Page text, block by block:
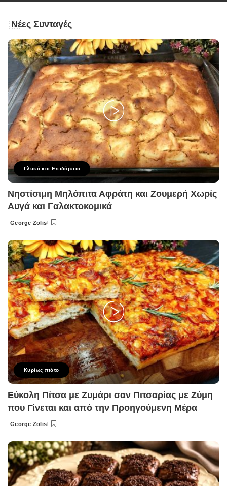
Νέες Συνταγές
Γλυκό και Επιδόρπιο
Νηστίσιμη Μηλόπιτα Αφράτη και Ζουμερή Χωρίς
Αυγά και Γαλακτοκομικά
Posted
George Zolis
Κυρίως πιάτο
Εύκολη Πίτσα με Ζυμάρι σαν Πιτσαρίας με Ζύμη
που Γίνεται και από την Προηγούμενη Μέρα
Posted
George Zolis